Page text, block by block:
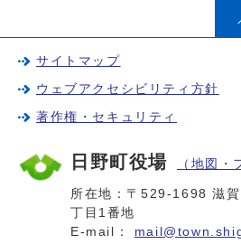
サイトマップ
ウェブアクセシビリティ方針
著作権・セキュリティ
日野町役場 （地図・
所在地：〒529-1698 滋
丁目1番地
E-mail：